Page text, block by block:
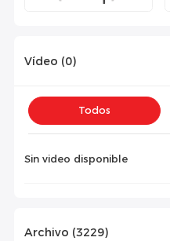
Vídeo (0)
Todos
Sin video disponible
Archivo (3229)